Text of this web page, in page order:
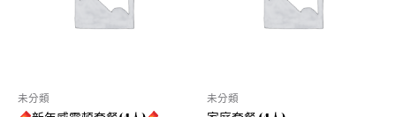
未分類 未分類